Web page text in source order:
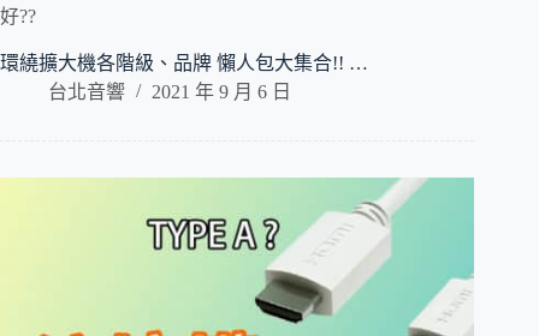
好??
環繞擴大機各階級、品牌 懶人包大集合!! …
台北音響
2021 年 9 月 6 日